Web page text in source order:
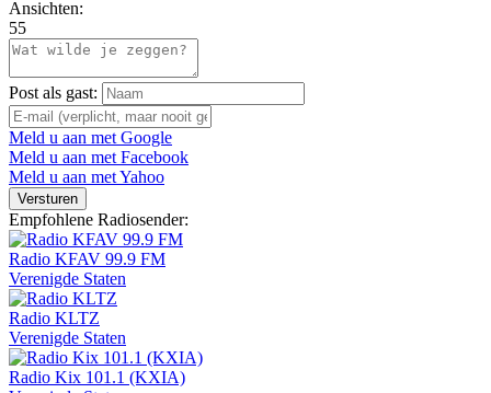
Ansichten:
55
Post als gast:
Meld u aan met Google
Meld u aan met Facebook
Meld u aan met Yahoo
Versturen
Empfohlene Radiosender:
Radio KFAV 99.9 FM
Verenigde Staten
Radio KLTZ
Verenigde Staten
Radio Kix 101.1 (KXIA)